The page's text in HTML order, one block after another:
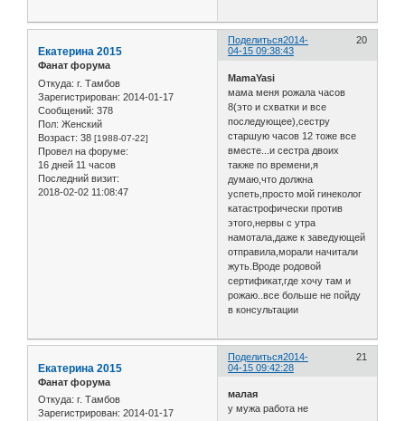
Поделиться 20
2014-
04-15 09:38:43
Екатерина 2015
Фанат форума
Откуда: г. Тамбов
Зарегистрирован: 2014-01-17
Сообщений: 378
Пол: Женский
Возраст: 38 [1988-07-22]
Провел на форуме:
16 дней 11 часов
Последний визит:
2018-02-02 11:08:47
MamaYasi
мама меня рожала часов
8(это и схватки и все
последующее),сестру
старшую часов 12 тоже все
вместе...и сестра двоих
также по времени,я
думаю,что должна
успеть,просто мой гинеколог
катастрофически против
этого,нервы с утра
намотала,даже к заведующей
отправила,морали начитали
жуть.Вроде родовой
сертификат,где хочу там и
рожаю..все больше не пойду
в консультации
Поделиться 21
2014-
04-15 09:42:28
Екатерина 2015
Фанат форума
Откуда: г. Тамбов
Зарегистрирован: 2014-01-17
малая
у мужа работа не